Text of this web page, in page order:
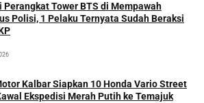
Perangkat Tower BTS di Mempawah
Polisi, 1 Pelaku Ternyata Sudah Beraksi
Kalbar Siapkan 10 Honda Vario Street
Ekspedisi Merah Putih ke Temajuk